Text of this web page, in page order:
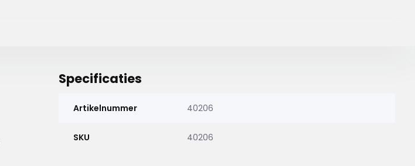
Specificaties
Artikelnummer 40206
SKU 40206